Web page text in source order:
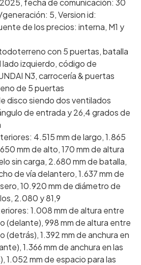
fecha de comunicación: 30
5, Version id:
de los precios: interna, M1 y
con 5 puertas, batalla
izquierdo, código de
N3, carrocería & puertas
de 5 puertas
disco siendo dos ventilados
de entrada y 26,4 grados de
4.515 mm de largo, 1.865
mm de alto, 170 mm de altura
sin carga, 2.680 mm de batalla,
de vía delantero, 1.637 mm de
10.920 mm de diámetro de
2.080 y 81,9
1.008 mm de altura entre
998 mm de altura entre
1.392 mm de anchura en
1.366 mm de anchura en las
1.052 mm de espacio para las